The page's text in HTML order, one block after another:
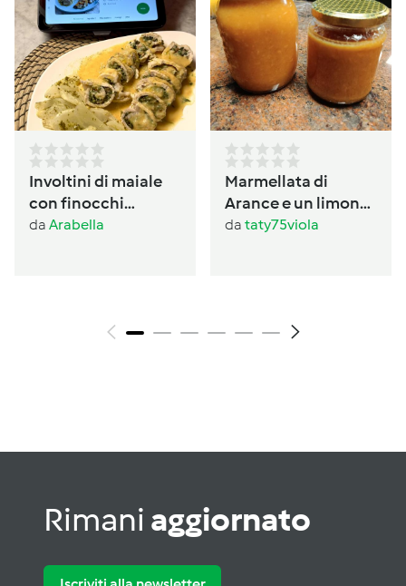
Involtini di maiale
con finocchi
prezzemolati
da Arabella
Marmellata di
Arance e un limone
con buccia
da taty75viola
Rimani aggiornato